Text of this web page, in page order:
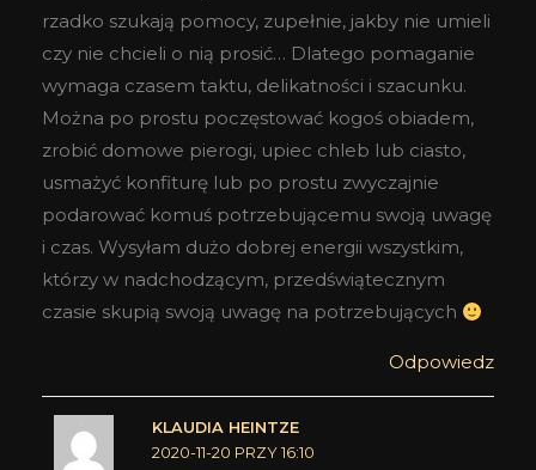
rzadko szukają pomocy, zupełnie, jakby nie umieli
czy nie chcieli o nią prosić… Dlatego pomaganie
wymaga czasem taktu, delikatności i szacunku.
Można po prostu poczęstować kogoś obiadem,
zrobić domowe pierogi, upiec chleb lub ciasto,
usmażyć konfiturę lub po prostu zwyczajnie
podarować komuś potrzebującemu swoją uwagę
i czas. Wysyłam dużo dobrej energii wszystkim,
którzy w nadchodzącym, przedświątecznym
czasie skupią swoją uwagę na potrzebujących
Odpowiedz
KLAUDIA HEINTZE
2020-11-20 PRZY 16:10